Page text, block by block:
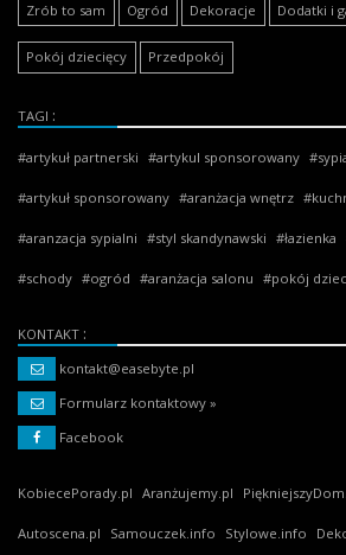
Zrób to sam Ogród Dekoracje Dodatki i
Pokój dziecięcy Przedpokój
TAGI
artykuł partnerski artykul sponsorowany
artykuł sponsorowany aranżacja wnętrz
aranzacja sypialni styl skandynawski łazienka
schody ogród aranżacja salonu pokój
KONTAKT
kontakt@easebyte.pl
Formularz kontaktowy »
Facebook
KobiecePorady.pl Aranżujemy.pl
Autoscena.pl Samouczek.info Stylowe.info